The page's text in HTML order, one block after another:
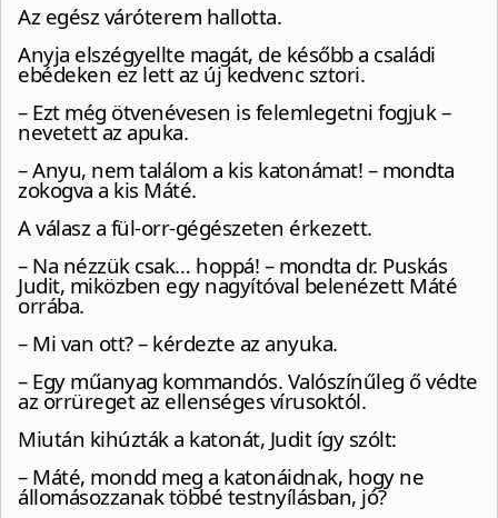
Az egész váróterem hallotta.
Anyja elszégyellte magát, de később a családi
ebédeken ez lett az új kedvenc sztori.
– Ezt még ötvenévesen is felemlegetni fogjuk –
nevetett az apuka.
– Anyu, nem találom a kis katonámat! – mondta
zokogva a kis Máté.
A válasz a fül-orr-gégészeten érkezett.
– Na nézzük csak… hoppá! – mondta dr. Puskás
Judit, miközben egy nagyítóval belenézett Máté
orrába.
– Mi van ott? – kérdezte az anyuka.
– Egy műanyag kommandós. Valószínűleg ő védte
az orrüreget az ellenséges vírusoktól.
Miután kihúzták a katonát, Judit így szólt:
– Máté, mondd meg a katonáidnak, hogy ne
állomásozzanak többé testnyílásban, jó?